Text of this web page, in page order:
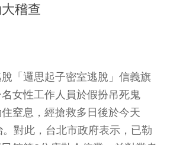
稽查
「邏思起子密室逃脫」信義旗
女性工作人員於假扮吊死鬼
窒息，經搶救多日後於今天
。對此，台北市政府表示，已勒